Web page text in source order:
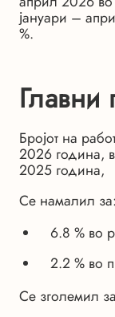
јануари –
%.
Главни
Бројот на
2026 година,
2025 година,
Се намалил за:
6.8 % во
2.2 % во
Се зголемил